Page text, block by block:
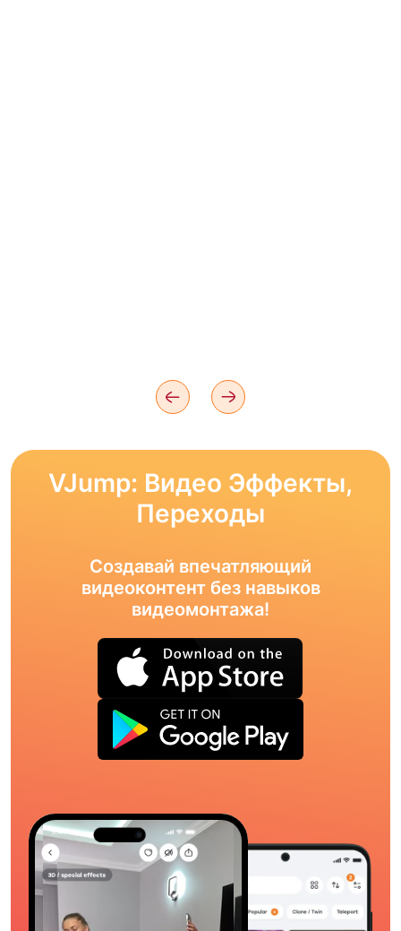
VJump: Видео Эффекты,
Переходы
Создавай впечатляющий
видеоконтент без навыков
видеомонтажа!